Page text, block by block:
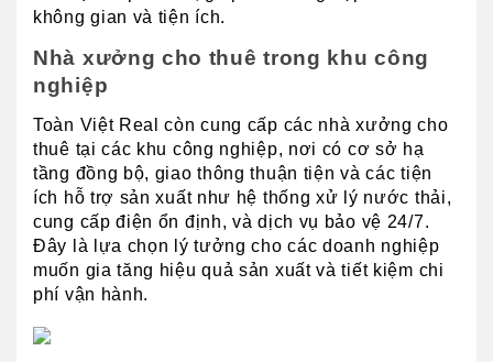
không gian và tiện ích.
Nhà xưởng cho thuê trong khu công
nghiệp
Toàn Việt Real còn cung cấp các nhà xưởng cho
thuê tại các khu công nghiệp, nơi có cơ sở hạ
tầng đồng bộ, giao thông thuận tiện và các tiện
ích hỗ trợ sản xuất như hệ thống xử lý nước thải,
cung cấp điện ổn định, và dịch vụ bảo vệ 24/7.
Đây là lựa chọn lý tưởng cho các doanh nghiệp
muốn gia tăng hiệu quả sản xuất và tiết kiệm chi
phí vận hành.